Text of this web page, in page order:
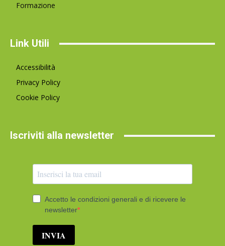
Formazione
Link Utili
Accessibilità
Privacy Policy
Cookie Policy
Iscriviti alla newsletter